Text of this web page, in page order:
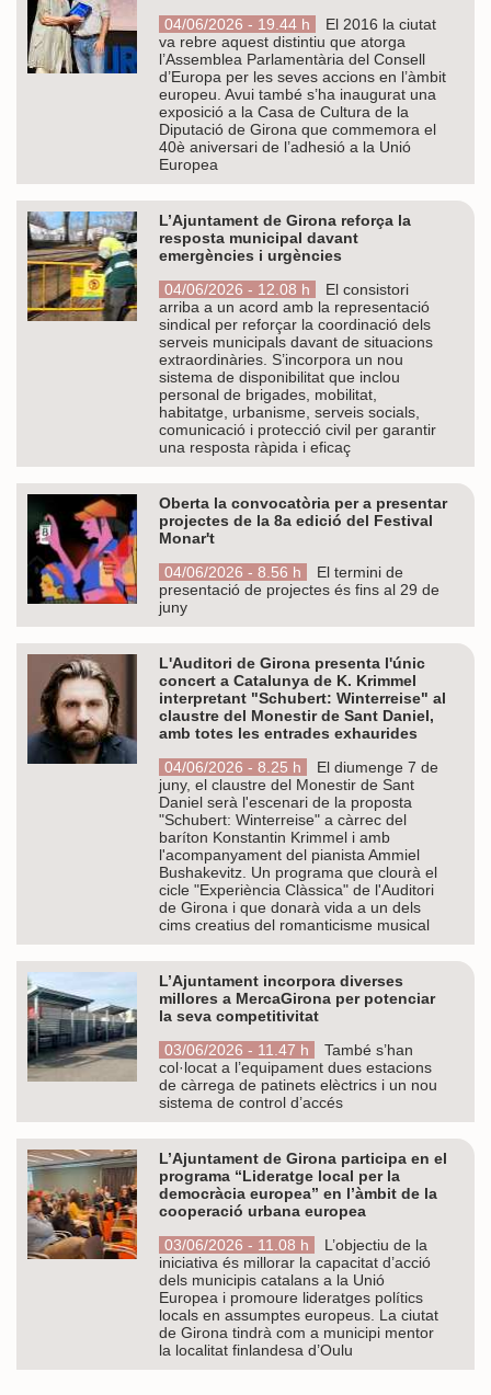
04/06/2026 - 19.44 h
El 2016 la ciutat
va rebre aquest distintiu que atorga
l’Assemblea Parlamentària del Consell
d’Europa per les seves accions en l’àmbit
europeu. Avui també s’ha inaugurat una
exposició a la Casa de Cultura de la
Diputació de Girona que commemora el
40è aniversari de l’adhesió a la Unió
Europea
L’Ajuntament de Girona reforça la
resposta municipal davant
emergències i urgències
04/06/2026 - 12.08 h
El consistori
arriba a un acord amb la representació
sindical per reforçar la coordinació dels
serveis municipals davant de situacions
extraordinàries. S’incorpora un nou
sistema de disponibilitat que inclou
personal de brigades, mobilitat,
habitatge, urbanisme, serveis socials,
comunicació i protecció civil per garantir
una resposta ràpida i eficaç
Oberta la convocatòria per a presentar
projectes de la 8a edició del Festival
Monar't
04/06/2026 - 8.56 h
El termini de
presentació de projectes és fins al 29 de
juny
L'Auditori de Girona presenta l'únic
concert a Catalunya de K. Krimmel
interpretant "Schubert: Winterreise" al
claustre del Monestir de Sant Daniel,
amb totes les entrades exhaurides
04/06/2026 - 8.25 h
El diumenge 7 de
juny, el claustre del Monestir de Sant
Daniel serà l'escenari de la proposta
"Schubert: Winterreise" a càrrec del
baríton Konstantin Krimmel i amb
l'acompanyament del pianista Ammiel
Bushakevitz. Un programa que clourà el
cicle "Experiència Clàssica" de l'Auditori
de Girona i que donarà vida a un dels
cims creatius del romanticisme musical
L’Ajuntament incorpora diverses
millores a MercaGirona per potenciar
la seva competitivitat
03/06/2026 - 11.47 h
També s’han
col·locat a l’equipament dues estacions
de càrrega de patinets elèctrics i un nou
sistema de control d’accés
L’Ajuntament de Girona participa en el
programa “Lideratge local per la
democràcia europea” en l’àmbit de la
cooperació urbana europea
03/06/2026 - 11.08 h
L’objectiu de la
iniciativa és millorar la capacitat d’acció
dels municipis catalans a la Unió
Europea i promoure lideratges polítics
locals en assumptes europeus. La ciutat
de Girona tindrà com a municipi mentor
la localitat finlandesa d’Oulu